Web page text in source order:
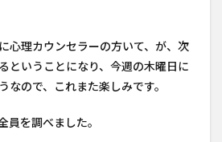
心理カウンセラーの方いて、が、次
ということになり、今週の木曜日に
なので、これまた楽しみです。
員を調べました。